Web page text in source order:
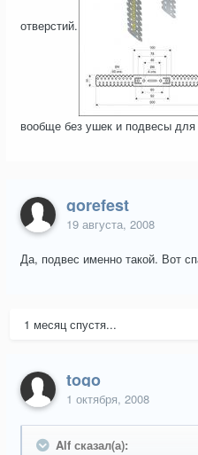
отверстий.
вообще без ушек и подвесы
gorefest
19 августа, 2008
Да, подвес именно такой. Вот
1 месяц спустя...
togo
1 октября, 2008
Alf сказал(а):